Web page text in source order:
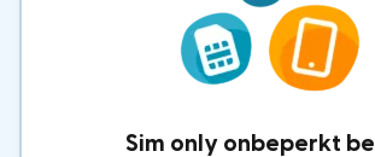
Sim only onbeperkt